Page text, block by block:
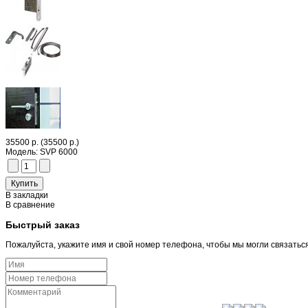
35500 р. (35500 р.)
Модель: SVP 6000
В закладки
В сравнение
Быстрый заказ
Пожалуйста, укажите имя и свой номер телефона, чтобы мы могли